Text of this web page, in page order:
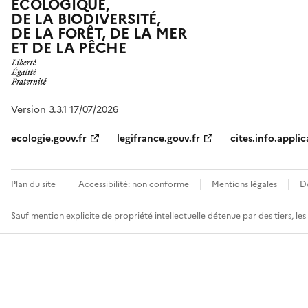
ÉCOLOGIQUE,
DE LA BIODIVERSITÉ,
DE LA FORÊT, DE LA MER
ET DE LA PÊCHE
Version 3.3.1 17/07/2026
ecologie.gouv.fr
legifrance.gouv.fr
Plan du site Accessibilité: non conforme Mentions légales
Sauf mention explicite de propriété intellectuelle détenue par des tiers,